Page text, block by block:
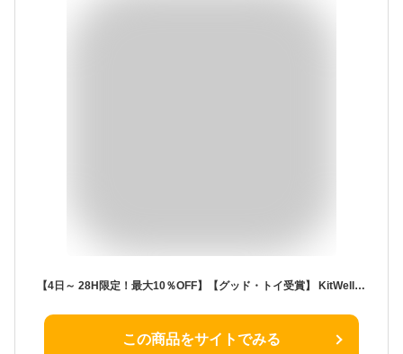
【4日～ 28H限定！最大10％OFF】【グッド・トイ受賞】 KitWell 公式ストア キットウェル 正規品 マグビルド ベーシックセット マグネットブロック 70ピース 知育玩具 カラフルパズル 誕生日 男の子 女の子 プレゼント ギフト 3歳 4歳 5歳 6歳 図形学習 出産祝い 大容量 図形
この商品をサイトでみる